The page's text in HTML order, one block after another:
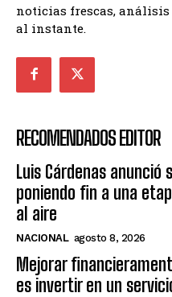
noticias frescas,
al instante.
RECOMENDADOS EDITOR
Luis Cárdenas anunció
poniendo fin a una
al aire
NACIONAL agosto 8, 2026
Mejorar
es invertir en un